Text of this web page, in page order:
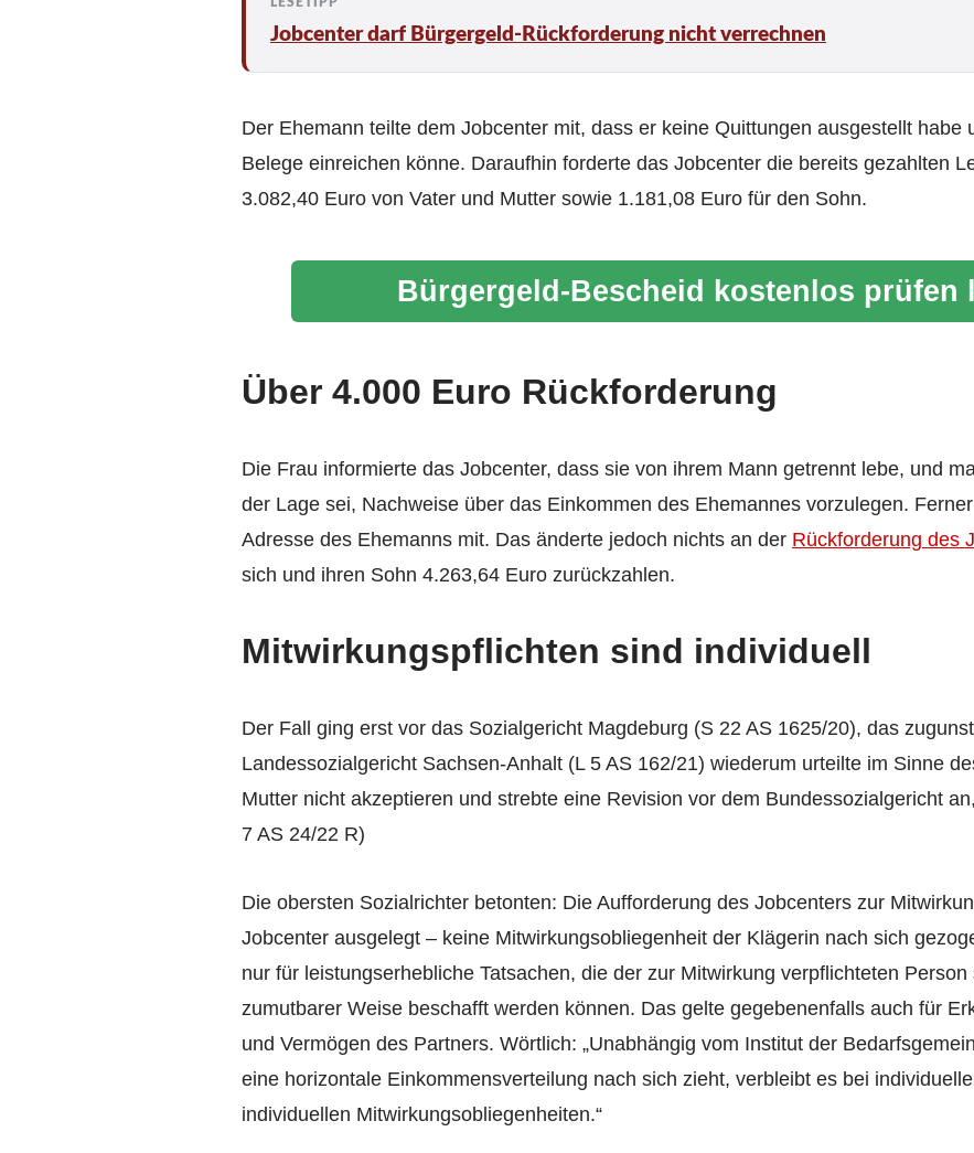
Jobcenter darf Bürgergeld-Rückforderung nicht verrechnen
Der Ehemann teilte dem Jobcenter mit, dass er keine Quittungen ausgestellt habe
Belege einreichen könne. Daraufhin forderte das Jobcenter die bereits gezahlten
3.082,40 Euro von Vater und Mutter sowie 1.181,08 Euro für den Sohn.
Bürgergeld-Bescheid kostenlos prüfen
Über 4.000 Euro Rückforderung
Die Frau informierte das Jobcenter, dass sie von ihrem Mann getrennt lebe, und
der Lage sei, Nachweise über das Einkommen des Ehemannes vorzulegen.
Adresse des Ehemanns mit. Das änderte jedoch nichts an der Rückforderung des
sich und ihren Sohn 4.263,64 Euro zurückzahlen.
Mitwirkungspflichten sind individuell
Der Fall ging erst vor das Sozialgericht Magdeburg (S 22 AS 1625/20), das
Landessozialgericht Sachsen-Anhalt (L 5 AS 162/21) wiederum urteilte im Sinne
Mutter nicht akzeptieren und strebte eine Revision vor dem Bundessozialgericht
7 AS 24/22 R)
Die obersten Sozialrichter betonten: Die Aufforderung des Jobcenters zur
Jobcenter ausgelegt – keine Mitwirkungsobliegenheit der Klägerin nach sich
nur für leistungserhebliche Tatsachen, die der zur Mitwirkung verpflichteten
zumutbarer Weise beschafft werden können. Das gelte gegebenenfalls auch für
und Vermögen des Partners. Wörtlich: „Unabhängig vom Institut der
eine horizontale Einkommensverteilung nach sich zieht, verbleibt es bei
individuellen Mitwirkungsobliegenheiten.“